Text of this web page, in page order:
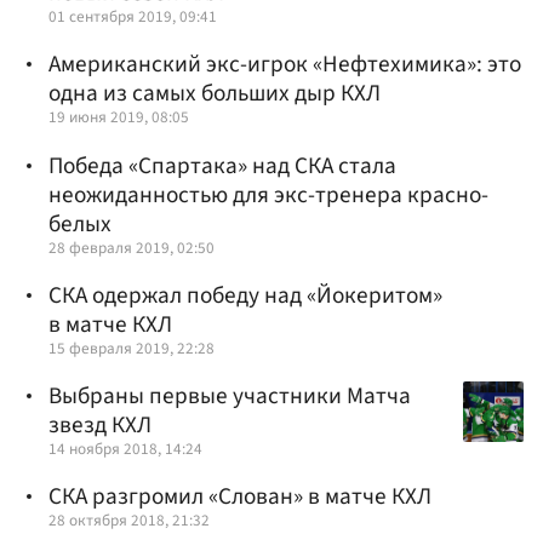
01 сентября 2019, 09:41
Американский экс-игрок «Нефтехимика»: это
одна из самых больших дыр КХЛ
19 июня 2019, 08:05
Победа «Спартака» над СКА стала
неожиданностью для экс-тренера красно-
белых
28 февраля 2019, 02:50
СКА одержал победу над «Йокеритом»
в матче КХЛ
15 февраля 2019, 22:28
Выбраны первые участники Матча
звезд КХЛ
14 ноября 2018, 14:24
СКА разгромил «Слован» в матче КХЛ
28 октября 2018, 21:32